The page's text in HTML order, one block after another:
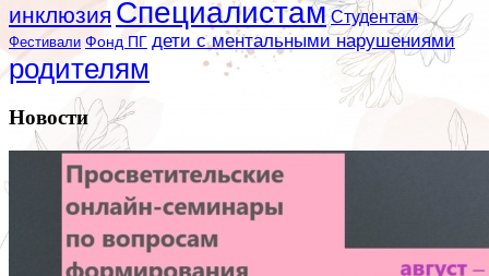
инклюзия Специалистам Студентам
Фестивали Фонд ПГ дети с ментальными нарушениями
родителям
Новости